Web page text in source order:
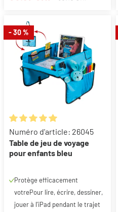
- 30 %
Note moyenne de 5 sur 5 étoiles
Numéro d'article: 26045
Table de jeu de voyage
pour enfants bleu
Protège efficacement
votrePour lire, écrire, dessiner,
jouer à l'iPad pendant le trajet